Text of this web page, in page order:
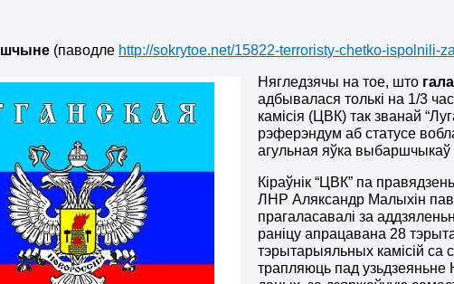
(паводле http://sokrytoe.net/15822-terroristy-chetko-ispolnili-
Нягледзячы на тое, што
адбывалася толькі на 1/3
камісія (ЦВК) так званай
рэферэндум аб статусе
агульная яўка
Кіраўнік “ЦВК” па
ЛНР Аляксандр Малыхін
прагаласавалі за
раніцу апрацавана 28
тэрытарыяльных камісій са
трапляюць пад